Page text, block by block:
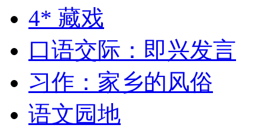
4* 藏戏
口语交际：即兴发言
习作：家乡的风俗
语文园地